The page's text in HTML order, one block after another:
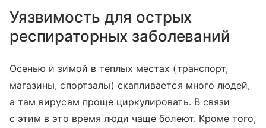
Уязвимость для острых
респираторных заболеваний
Осенью и зимой в теплых местах (транспорт,
магазины, спортзалы) скапливается много людей,
а там вирусам проще циркулировать. В связи
с этим в это время люди чаще болеют. Кроме того,